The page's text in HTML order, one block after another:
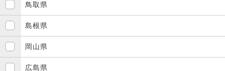
鳥取県
島根県
岡山県
広島県